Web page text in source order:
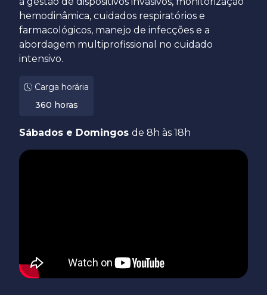
hemodinâmica, cuidados respiratórios e
farmacológicos, manejo de infecções e a
abordagem multiprofissional no cuidado
intensivo.
Carga horária
360 horas
Sábados e Domingos de 8h às 18h